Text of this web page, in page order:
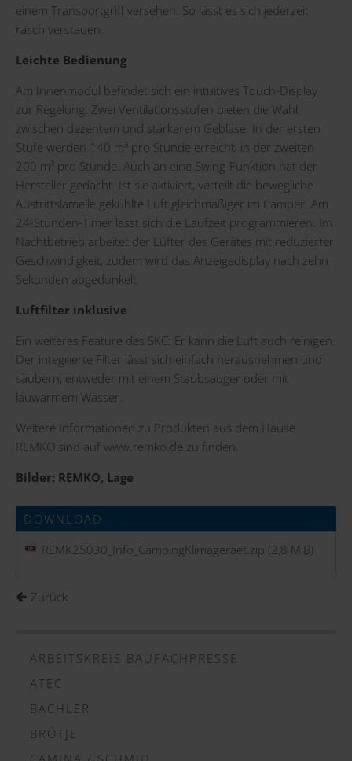
einem Transportgriff versehen. So lässt es sich jederzeit
rasch verstauen.
Leichte Bedienung
Am Innenmodul befindet sich ein intuitives Touch-Display
zur Regelung. Zwei Ventilationsstufen bieten die Wahl
zwischen dezentem und stärkerem Gebläse. In der ersten
Stufe werden 140 m³ pro Stunde erreicht, in der zweiten
200 m³ pro Stunde. Auch an eine Swing-Funktion hat der
Hersteller gedacht. Ist sie aktiviert, verteilt die bewegliche
Austrittslamelle gekühlte Luft gleichmäßiger im Camper. Am
24-Stunden-Timer lässt sich die Laufzeit programmieren. Im
Nachtbetrieb arbeitet der Lüfter des Gerätes mit reduzierter
Geschwindigkeit, zudem wird das Anzeigedisplay nach zehn
Sekunden abgedunkelt.
Luftfilter inklusive
Ein weiteres Feature des SKC: Er kann die Luft auch reinigen.
Der integrierte Filter lässt sich einfach herausnehmen und
säubern, entweder mit einem Staubsauger oder mit
lauwarmem Wasser.
Weitere Informationen zu Produkten aus dem Hause
REMKO sind auf www.remko.de zu finden.
Bilder: REMKO, Lage
DOWNLOAD
REMK25030_Info_CampingKlimageraet.zip (2,8 MiB)
Zurück
ARBEITSKREIS BAUFACHPRESSE
ATEC
BACHLER
BRÖTJE